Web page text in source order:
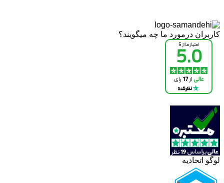
کاربران درمورد ما چه میگویند؟
لوگو اتحادیه